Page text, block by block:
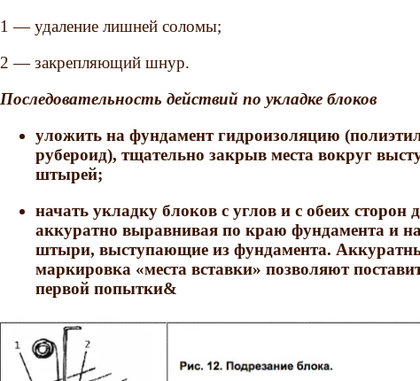
1 — удаление лишней соломы;
2 — закрепляющий шнур.
Последовательность действий по укладке блоков
уложить на фундамент гидроизоляцию
рубероид), тщательно закрыв места вокруг
штырей;
начать укладку блоков с углов и с обеих сторон
аккуратно выравнивая по краю фундамента и
штыри, выступающие из фундамента.
маркировка «места вставки» позволяют
первой попытки&